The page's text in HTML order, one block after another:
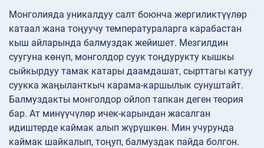
Монголияда уникалдуу салт боюнча жергиликтүүлөр
катаал жана тоңуучу температураларга карабастан
кыш айларында балмуздак жейишет. Мезгилдин
суугуна көнүп, монголдор суук тоңдурукту кышкы
сыйкырдуу тамак катары даамдашат, сырттагы катуу
суукка жаңыланткыч карама-каршылык сунуштайт.
Балмуздакты монголдор ойлоп тапкан деген теория
бар. Ат минүүчүлөр ичек-карындан жасалган
идиштерде каймак алып жүрүшкөн. Мин учурунда
каймак шайкалып, тоңуп, балмуздак пайда болгон.